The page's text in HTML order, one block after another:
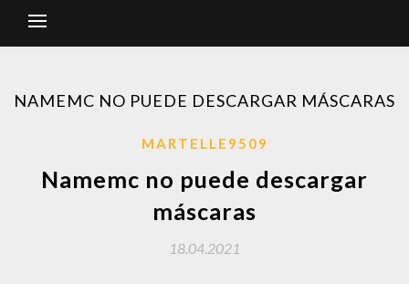
NAMEMC NO PUEDE DESCARGAR MÁSCARAS
MARTELLE9509
Namemc no puede descargar
máscaras
18.04.2021